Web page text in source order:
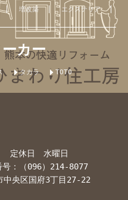
増改築
エクステリア
カー
タカラ
TOTO
定休日 水曜日
：（096）214-8077
央区国府3丁目27-22